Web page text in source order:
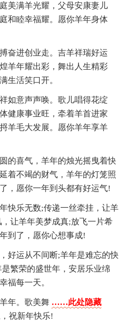
美满羊光耀，父母安康妻儿
和睦幸福耀。愿你羊年身体
奋进创业走。吉羊祥瑞好运
羊年耀出彩，舞出人生精彩
生活笑口开。
如意声声唤。歌儿唱得花绽
健康事业旺，牵着羊首进家
羊毛大发展。愿你羊年享羊
的喜气，羊年的烛光摇曳着快
着不竭的财气，羊年的灯笼照
，愿你一年到头都有好运气!
快乐无数;传递一丝牵挂，让羊
让羊年美梦成真;放飞一片希
到了，愿你心想事成!
好运从不间断;羊年是难忘的快
繁荣的盛世年，安居乐业绵
福每一天。
年。歌美舞 ……此处隐藏
祝新年快乐!